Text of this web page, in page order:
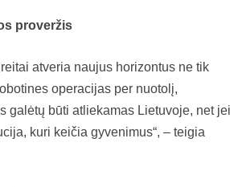
proveržis
atveria naujus horizontus ne tik
operacijas per nuotolį,
galėtų būti atliekamas Lietuvoje, net jei
kuri keičia gyvenimus“, – teigia